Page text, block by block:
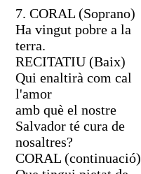
7. CORAL (Soprano)
Ha vingut pobre a la
terra.
RECITATIU (Baix)
Qui enaltirà com cal
l'amor
amb què el nostre
Salvador té cura de
nosaltres?
CORAL (continuació)